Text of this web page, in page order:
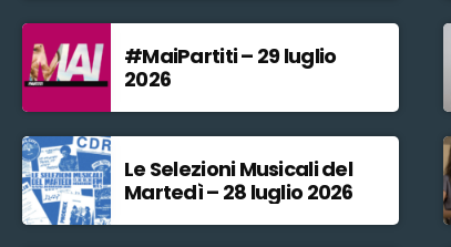
#MaiPartiti – 29 luglio
2026
Le Selezioni Musicali del
Martedì – 28 luglio 2026